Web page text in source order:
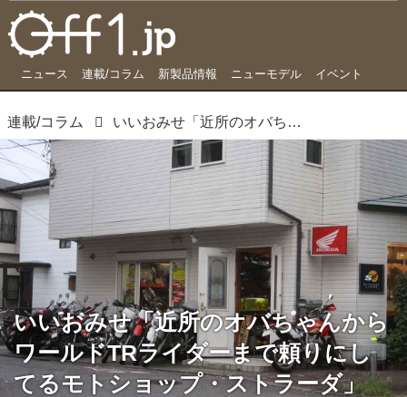
ニュース 連載/コラム 新製品情報 ニューモデル イベント
連載/コラム いいおみせ「近所のオバちゃんからワールドTRライダーまで頼りにしてるモトショップ・ストラーダ」
いいおみせ「近所のオバちゃんから
ワールドTRライダーまで頼りにし
てるモトショップ・ストラーダ」